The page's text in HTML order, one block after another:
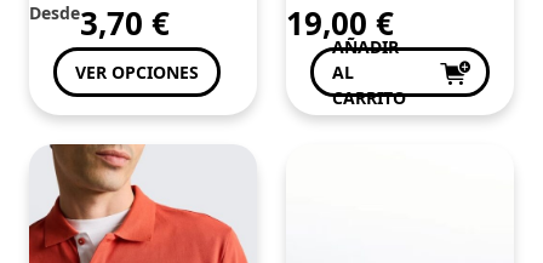
Desde3,70 €
VER OPCIONES
19,00 €
AÑADIR
AL
CARRITO